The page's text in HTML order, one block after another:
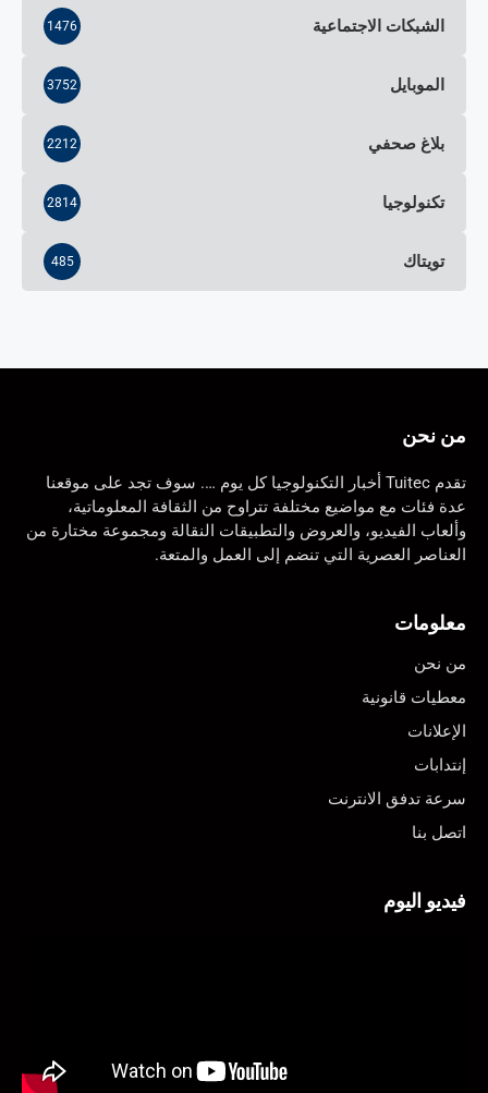
الشبكات الاجتماعية 1476
الموبايل 3752
بلاغ صحفي 2212
تكنولوجيا 2814
تويتاك 485
من نحن
تقدم Tuitec أخبار التكنولوجيا كل يوم …. سوف تجد على موقعنا
عدة فئات مع مواضيع مختلفة تتراوح من الثقافة المعلوماتية،
وألعاب الفيديو، والعروض والتطبيقات النقالة ومجموعة مختارة من
العناصر العصرية التي تنضم إلى العمل والمتعة.
معلومات
من نحن
معطيات قانونية
الإعلانات
إنتدابات
سرعة تدفق الانترنت
اتصل بنا
فيديو اليوم